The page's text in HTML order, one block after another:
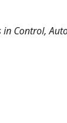
Control,